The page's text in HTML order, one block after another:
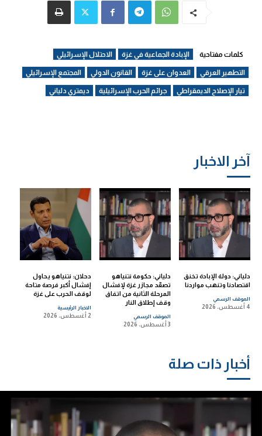
آخر الاخبار
دلياني: دولة الإبادة تخنق
اقتصادنا وتنهب مواردنا
الموقف الرسمي
4 أغسطس، 2026
دلياني: حكومة نتنياهو
تصعّد مجازر غزة لإفشال
المرحلة الثانية من اتفاق
وقف إطلاق النار
الموقف الرسمي
3 أغسطس، 2026
دحلان: نتنياهو يحاول
إفشال أكبر فرصة متاحة
لوقف الحرب على غزة
الاخبار الرئيسية
2 أغسطس، 2026
كلمات مفتاحية الإبادة الجماعية في غزة الاحتلال الإسرائيلي
التطهير العرقي العدوان على غزة القانون الدولي المجتمع الإسرائيلي
تيار الإصلاح الديمقراطي جرائم الحرب الإسرائيلية ديمتري دلياني
أخبار ذات صلة